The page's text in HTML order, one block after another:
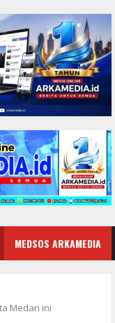
MEDSOS ARKAMEDIA
Medan ini